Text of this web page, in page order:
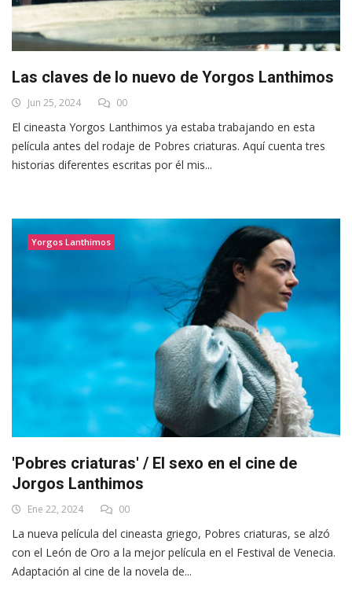
Las claves de lo nuevo de Yorgos Lanthimos
Jun 25, 2024 00
El cineasta Yorgos Lanthimos ya estaba trabajando en esta
película antes del rodaje de Pobres criaturas. Aquí cuenta tres
historias diferentes escritas por él mis...
Yorgos Lanthimos
'Pobres criaturas' / El sexo en el cine de
Jorgos Lanthimos
Ene 22, 2024 00
La nueva película del cineasta griego, Pobres criaturas, se alzó
con el León de Oro a la mejor película en el Festival de Venecia.
Adaptación al cine de la novela de...